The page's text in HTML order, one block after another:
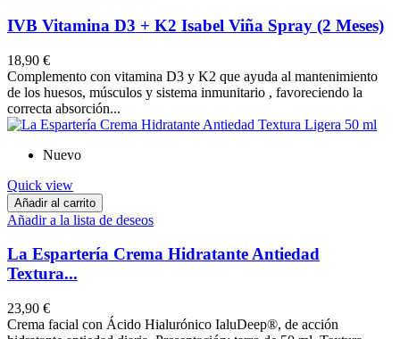
IVB Vitamina D3 + K2 Isabel Viña Spray (2 Meses)
18,90 €
Complemento con vitamina D3 y K2 que ayuda al mantenimiento
de los huesos, músculos y sistema inmunitario , favoreciendo la
correcta absorción...
Nuevo
Quick view
Añadir al carrito
Añadir a la lista de deseos
La Espartería Crema Hidratante Antiedad
Textura...
23,90 €
Crema facial con Ácido Hialurónico IaluDeep®, de acción